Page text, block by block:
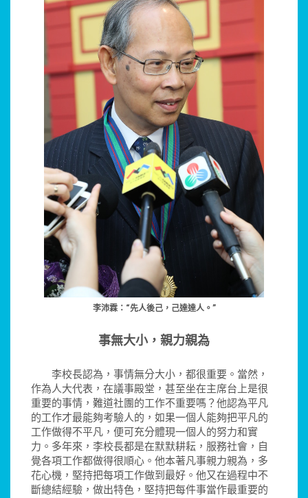
李沛霖：“先人後己，己達達人。”
事無大小，親力親為
李校長認為，事情無分大小，都很重要。當然，
作為人大代表，在議事殿堂，甚至坐在主席台上是很
重要的事情，難道社團的工作不重要嗎？他認為平凡
的工作才最能夠考驗人的，如果一個人能夠把平凡的
工作做得不平凡，便可充分體現一個人的努力和實
力。多年來，李校長都是在默默耕耘，服務社會，自
覺各項工作都做得很順心。他本著凡事親力親為，多
花心機，堅持把每項工作做到最好。他又在過程中不
斷總結經驗，做出特色，堅持把每件事當作最重要的